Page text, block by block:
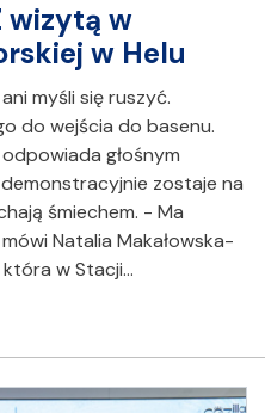
wizytą w
w Helu
myśli się ruszyć.
do wejścia do basenu.
głośnym
zostaje na
śmiechem. - Ma
Natalia Makałowska-
w Stacji…